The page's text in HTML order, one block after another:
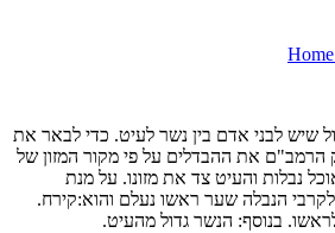
שיש לבני אדם בין נשר לעיט. כדי לבאר את
הרמב"ם את ההבדלים על פי מקור המזון של
נבלות והעיט צד את מזונו. על מנת
הנבלה שער ראשו נעלם והוא:קירח.
בנוסף: הנשר גדול מהעיט.